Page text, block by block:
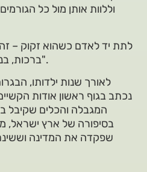
וללוות אותן מול כל
ברכות, בנעימות, שישאיר חותם נעים".
לאורך שנות ילדותו,
נכתב בגוף ראשון אודות
המגבלה והכלים שקיבל
שפקדה את המדינה